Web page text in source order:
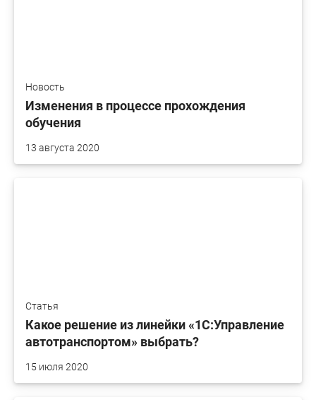
Новость
Изменения в процессе прохождения
обучения
13 августа 2020
Статья
Какое решение из линейки «1С:Управление
автотранспортом» выбрать?
15 июля 2020